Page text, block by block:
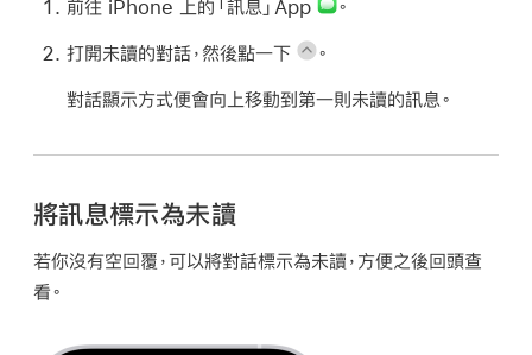
前往 iPhone 上的「訊息」App 。
打開未讀的對話，然後點一下 。
對話顯示方式便會向上移動到第一則未讀的訊息。
將訊息標示為未讀
若你沒有空回覆，可以將對話標示為未讀，方便之後回頭查
看。